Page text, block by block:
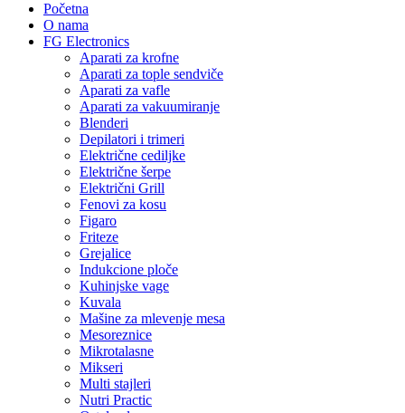
Početna
O nama
FG Electronics
Aparati za krofne
Aparati za tople sendviče
Aparati za vafle
Aparati za vakuumiranje
Blenderi
Depilatori i trimeri
Električne cediljke
Električne šerpe
Električni Grill
Fenovi za kosu
Figaro
Friteze
Grejalice
Indukcione ploče
Kuhinjske vage
Kuvala
Mašine za mlevenje mesa
Mesoreznice
Mikrotalasne
Mikseri
Multi stajleri
Nutri Practic